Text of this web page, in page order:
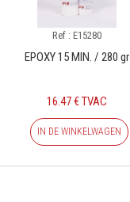
Ref : E15280
EPOXY 15 MIN. / 280 gr
16.47 € TVAC
IN DE WINKELWAGEN